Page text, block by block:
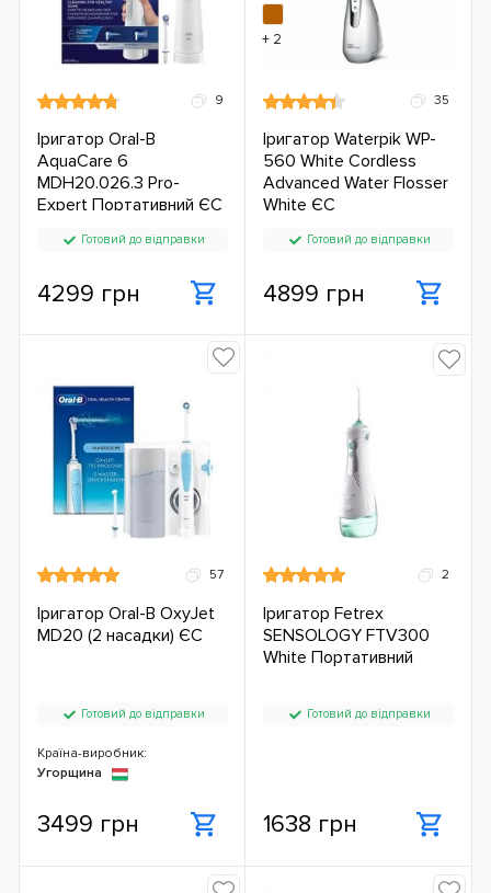
9
Іригатор Oral-B
AquaCare 6
MDH20.026.3 Pro-
Expert Портативний ЄС
Готовий до відправки
4299 грн
35
Іригатор Waterpik WP-
560 White Cordless
Advanced Water Flosser
White ЄС
Готовий до відправки
4899 грн
+ 2
57
Іригатор Oral-B OxyJet
MD20 (2 насадки) ЄС
Готовий до відправки
Країна-виробник:
Угорщина
3499 грн
2
Іригатор Fetrex
SENSOLOGY FTV300
White Портативний
Готовий до відправки
1638 грн